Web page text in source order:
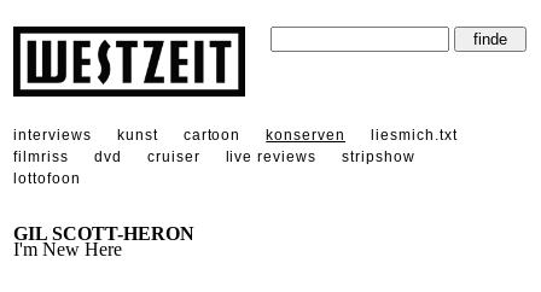
interviews kunst cartoon konserven
liesmich.txt
filmriss
dvd cruiser live reviews
stripshow
lottofoon
GIL SCOTT-HERON
I'm New Here